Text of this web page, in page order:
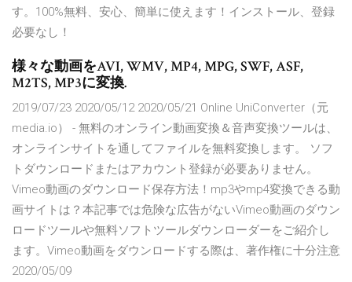
す。100%無料、安心、簡単に使えます！インストール、登録
必要なし！
様々な動画をAVI, WMV, MP4, MPG, SWF, ASF,
M2TS, MP3に変換.
2019/07/23 2020/05/12 2020/05/21 Online UniConverter（元
media.io） - 無料のオンライン動画変換＆音声変換ツールは、
オンラインサイトを通してファイルを無料変換します。 ソフ
トダウンロードまたはアカウント登録が必要ありません。
Vimeo動画のダウンロード保存方法！mp3やmp4変換できる動
画サイトは？本記事では危険な広告がないVimeo動画のダウン
ロードツールや無料ソフトツールダウンローダーをご紹介し
ます。Vimeo動画をダウンロードする際は、著作権に十分注意
2020/05/09